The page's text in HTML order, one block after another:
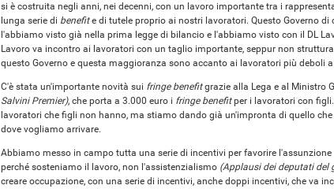
si è costruita negli anni, nei decenni, con un lavoro importante tra i
lunga serie di benefite di tutele proprio ai nostri lavoratori. Questo Governo
l'abbiamo visto già nella prima legge di bilancio e l'abbiamo visto con il DL
Lavoro va incontro ai lavoratori con un taglio importante, seppur non
questo Governo e questa maggioranza sono accanto ai lavoratori più deboli
C'è stata un'importante novità sui fringe benefitgrazie alla Lega e al Ministro
Salvini Premier), che porta a 3.000 euro i fringe benefitper i lavoratori con figli.
lavoratori che figli non hanno, ma stiamo dando già un'impronta di quello
dove vogliamo arrivare.
Abbiamo messo in campo tutta una serie di incentivi per favorire
perché sosteniamo il lavoro, non l'assistenzialismo (Applausi dei deputati del
creare occupazione, con una serie di incentivi, anche doppi incentivi, che va